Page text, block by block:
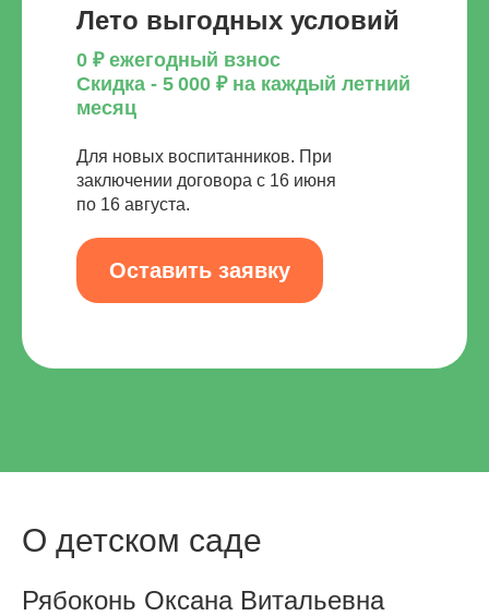
Лето выгодных условий
0 ₽ ежегодный взнос
Скидка - 5 000 ₽ на каждый летний
месяц
Для новых воспитанников. При
заключении договора с 16 июня
по 16 августа.
Оставить заявку
О детском саде
Рябоконь Оксана Витальевна